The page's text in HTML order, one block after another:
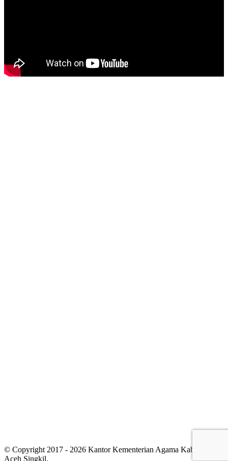
© Copyright 2017 - 2026 Kantor Kementerian Agama Kabupaten
Aceh Singkil.